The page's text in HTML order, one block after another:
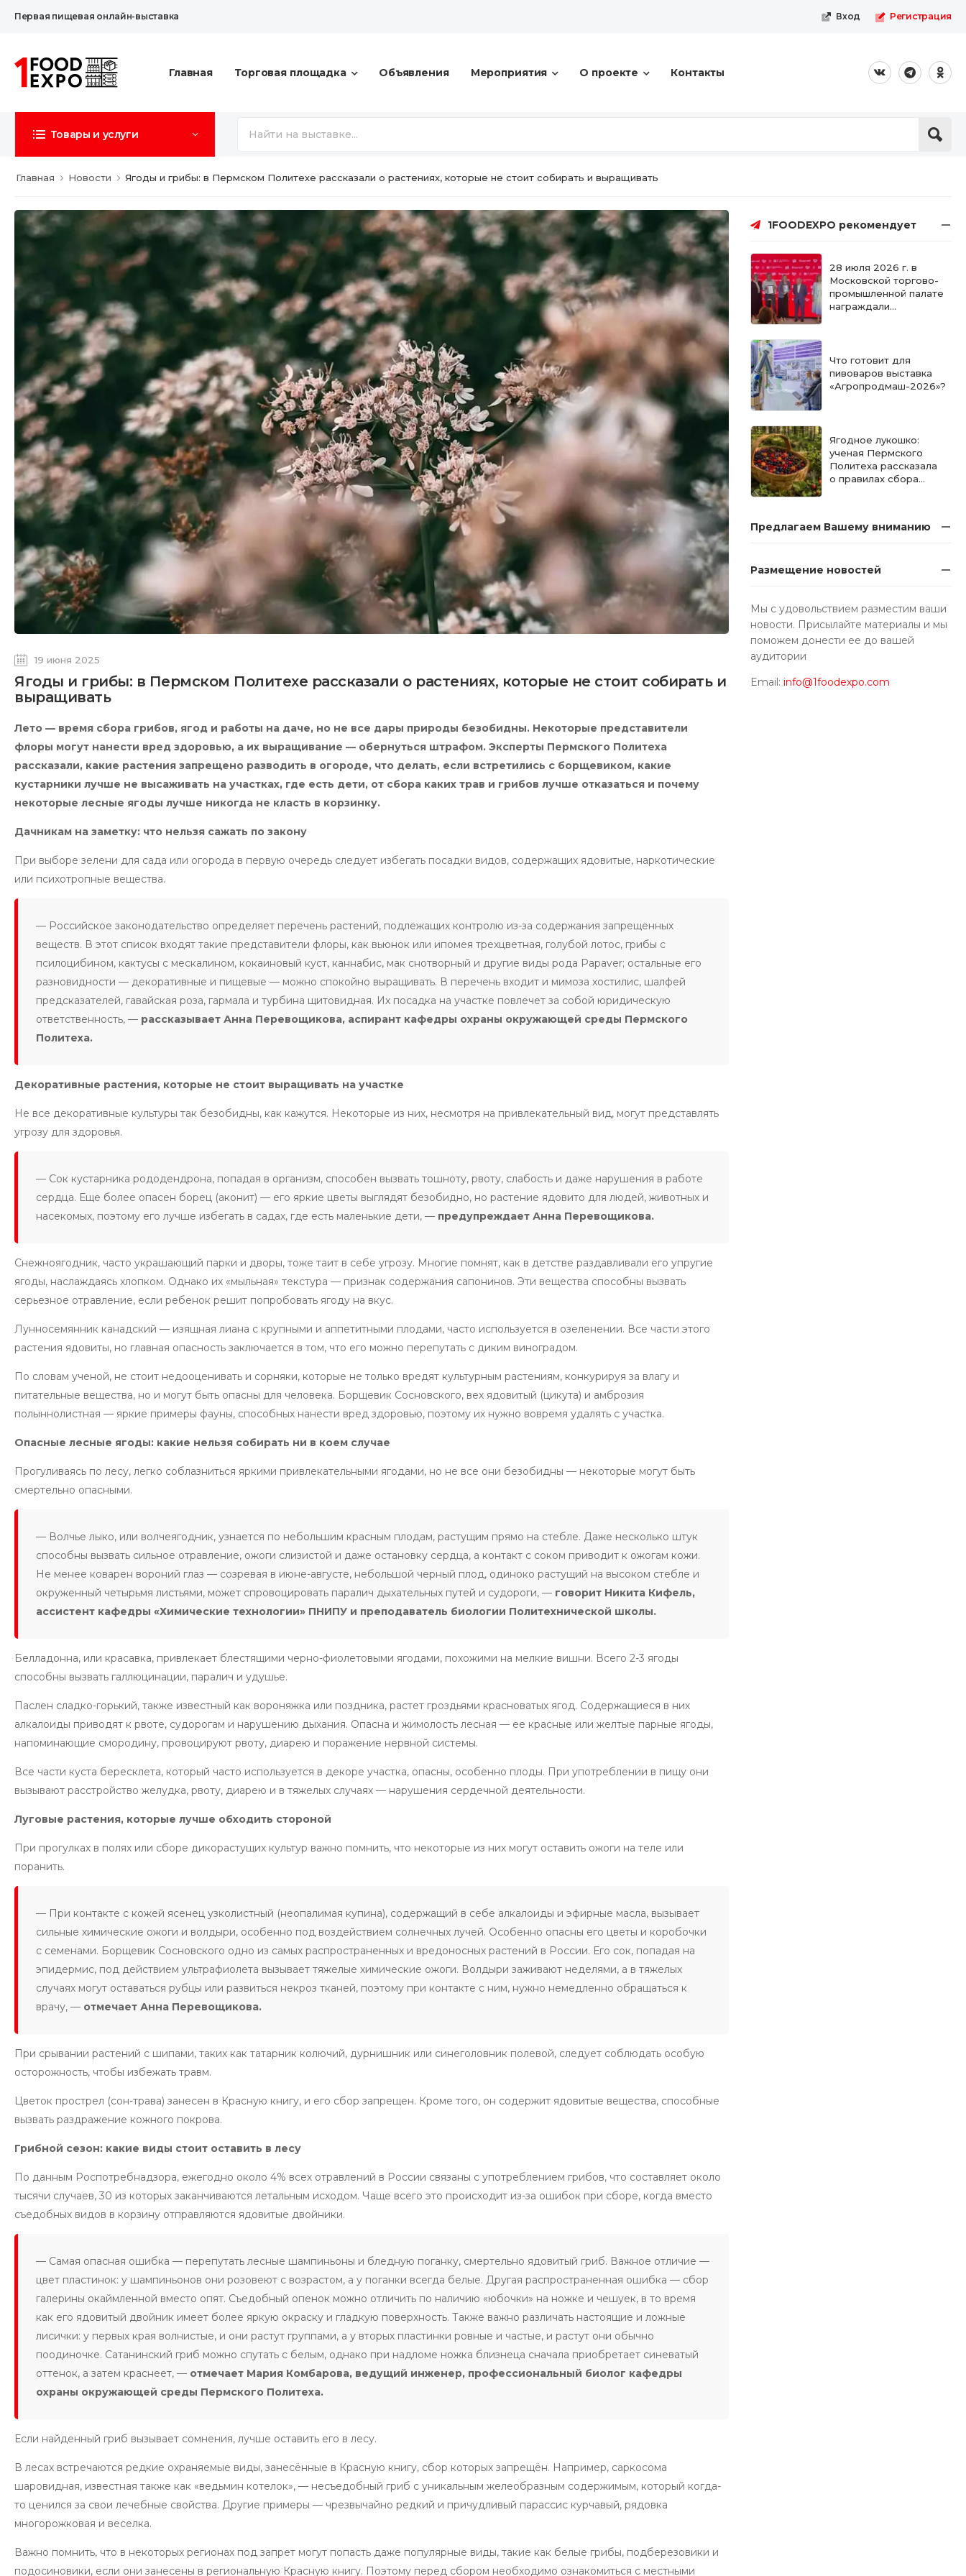
Первая пищевая онлайн-выставка Вход Регистрация
Главная Торговая площадка Объявления Мероприятия О проекте Контакты
Товары и услуги
Главная Новости Ягоды и грибы: в Пермском Политехе рассказали о растениях, которые не стоит собирать и выращивать
19 июня 2025
Ягоды и грибы: в Пермском Политехе рассказали о растениях, которые не стоит собирать и
выращивать
Лето — время сбора грибов, ягод и работы на даче, но не все дары природы безобидны. Некоторые представители
флоры могут нанести вред здоровью, а их выращивание — обернуться штрафом. Эксперты Пермского Политеха
рассказали, какие растения запрещено разводить в огороде, что делать, если встретились с борщевиком, какие
кустарники лучше не высаживать на участках, где есть дети, от сбора каких трав и грибов лучше отказаться и почему
некоторые лесные ягоды лучше никогда не класть в корзинку.
Дачникам на заметку: что нельзя сажать по закону
При выборе зелени для сада или огорода в первую очередь следует избегать посадки видов, содержащих ядовитые, наркотические
или психотропные вещества.
— Российское законодательство определяет перечень растений, подлежащих контролю из-за содержания запрещенных
веществ. В этот список входят такие представители флоры, как вьюнок или ипомея трехцветная, голубой лотос, грибы с
псилоцибином, кактусы с мескалином, кокаиновый куст, каннабис, мак снотворный и другие виды рода Papaver; остальные его
разновидности — декоративные и пищевые — можно спокойно выращивать. В перечень входит и мимоза хостилис, шалфей
предсказателей, гавайская роза, гармала и турбина щитовидная. Их посадка на участке повлечет за собой юридическую
ответственность, — рассказывает Анна Перевощикова, аспирант кафедры охраны окружающей среды Пермского
Политеха.
Декоративные растения, которые не стоит выращивать на участке
Не все декоративные культуры так безобидны, как кажутся. Некоторые из них, несмотря на привлекательный вид, могут представлять
угрозу для здоровья.
— Сок кустарника рододендрона, попадая в организм, способен вызвать тошноту, рвоту, слабость и даже нарушения в работе
сердца. Еще более опасен борец (аконит) — его яркие цветы выглядят безобидно, но растение ядовито для людей, животных и
насекомых, поэтому его лучше избегать в садах, где есть маленькие дети, — предупреждает Анна Перевощикова.
Снежноягодник, часто украшающий парки и дворы, тоже таит в себе угрозу. Многие помнят, как в детстве раздавливали его упругие
ягоды, наслаждаясь хлопком. Однако их «мыльная» текстура — признак содержания сапонинов. Эти вещества способны вызвать
серьезное отравление, если ребенок решит попробовать ягоду на вкус.
Лунносемянник канадский — изящная лиана с крупными и аппетитными плодами, часто используется в озеленении. Все части этого
растения ядовиты, но главная опасность заключается в том, что его можно перепутать с диким виноградом.
По словам ученой, не стоит недооценивать и сорняки, которые не только вредят культурным растениям, конкурируя за влагу и
питательные вещества, но и могут быть опасны для человека. Борщевик Сосновского, вех ядовитый (цикута) и амброзия
полыннолистная — яркие примеры фауны, способных нанести вред здоровью, поэтому их нужно вовремя удалять с участка.
Опасные лесные ягоды: какие нельзя собирать ни в коем случае
Прогуливаясь по лесу, легко соблазниться яркими привлекательными ягодами, но не все они безобидны — некоторые могут быть
смертельно опасными.
— Волчье лыко, или волчеягодник, узнается по небольшим красным плодам, растущим прямо на стебле. Даже несколько штук
способны вызвать сильное отравление, ожоги слизистой и даже остановку сердца, а контакт с соком приводит к ожогам кожи.
Не менее коварен вороний глаз — созревая в июне-августе, небольшой черный плод, одиноко растущий на высоком стебле и
окруженный четырьмя листьями, может спровоцировать паралич дыхательных путей и судороги, — говорит Никита Кифель,
ассистент кафедры «Химические технологии» ПНИПУ и преподаватель биологии Политехнической школы.
Белладонна, или красавка, привлекает блестящими черно-фиолетовыми ягодами, похожими на мелкие вишни. Всего 2-3 ягоды
способны вызвать галлюцинации, паралич и удушье.
Паслен сладко-горький, также известный как вороняжка или поздника, растет гроздьями красноватых ягод. Содержащиеся в них
алкалоиды приводят к рвоте, судорогам и нарушению дыхания. Опасна и жимолость лесная — ее красные или желтые парные ягоды,
напоминающие смородину, провоцируют рвоту, диарею и поражение нервной системы.
Все части куста бересклета, который часто используется в декоре участка, опасны, особенно плоды. При употреблении в пищу они
вызывают расстройство желудка, рвоту, диарею и в тяжелых случаях — нарушения сердечной деятельности.
Луговые растения, которые лучше обходить стороной
При прогулках в полях или сборе дикорастущих культур важно помнить, что некоторые из них могут оставить ожоги на теле или
поранить.
— При контакте с кожей ясенец узколистный (неопалимая купина), содержащий в себе алкалоиды и эфирные масла, вызывает
сильные химические ожоги и волдыри, особенно под воздействием солнечных лучей. Особенно опасны его цветы и коробочки
с семенами. Борщевик Сосновского одно из самых распространенных и вредоносных растений в России. Его сок, попадая на
эпидермис, под действием ультрафиолета вызывает тяжелые химические ожоги. Волдыри заживают неделями, а в тяжелых
случаях могут оставаться рубцы или развиться некроз тканей, поэтому при контакте с ним, нужно немедленно обращаться к
врачу, — отмечает Анна Перевощикова.
При срывании растений с шипами, таких как татарник колючий, дурнишник или синеголовник полевой, следует соблюдать особую
осторожность, чтобы избежать травм.
Цветок прострел (сон-трава) занесен в Красную книгу, и его сбор запрещен. Кроме того, он содержит ядовитые вещества, способные
вызвать раздражение кожного покрова.
Грибной сезон: какие виды стоит оставить в лесу
По данным Роспотребнадзора, ежегодно около 4% всех отравлений в России связаны с употреблением грибов, что составляет около
тысячи случаев, 30 из которых заканчиваются летальным исходом. Чаще всего это происходит из-за ошибок при сборе, когда вместо
съедобных видов в корзину отправляются ядовитые двойники.
— Самая опасная ошибка — перепутать лесные шампиньоны и бледную поганку, смертельно ядовитый гриб. Важное отличие —
цвет пластинок: у шампиньонов они розовеют с возрастом, а у поганки всегда белые. Другая распространенная ошибка — сбор
галерины окаймленной вместо опят. Съедобный опенок можно отличить по наличию «юбочки» на ножке и чешуек, в то время
как его ядовитый двойник имеет более яркую окраску и гладкую поверхность. Также важно различать настоящие и ложные
лисички: у первых края волнистые, и они растут группами, а у вторых пластинки ровные и частые, и растут они обычно
поодиночке. Сатанинский гриб можно спутать с белым, однако при надломе ножка близнеца сначала приобретает синеватый
оттенок, а затем краснеет, — отмечает Мария Комбарова, ведущий инженер, профессиональный биолог кафедры
охраны окружающей среды Пермского Политеха.
Если найденный гриб вызывает сомнения, лучше оставить его в лесу.
В лесах встречаются редкие охраняемые виды, занесённые в Красную книгу, сбор которых запрещён. Например, саркосома
шаровидная, известная также как «ведьмин котелок», — несъедобный гриб с уникальным желеобразным содержимым, который когда-
то ценился за свои лечебные свойства. Другие примеры — чрезвычайно редкий и причудливый парассис курчавый, рядовка
многорожковая и веселка.
Важно помнить, что в некоторых регионах под запрет могут попасть даже популярные виды, такие как белые грибы, подберезовики и
подосиновики, если они занесены в региональную Красную книгу. Поэтому перед сбором необходимо ознакомиться с местными
1FOODEXPO рекомендует
28 июля 2026 г. в
Московской торгово-
промышленной палате
награждали
качество» в категории
«Мучные
кондитерские
Что готовит для
пивоваров выставка
«Агропродмаш-2026»?
Ягодное лукошко:
ученая Пермского
Политеха рассказала
о правилах сбора
Предлагаем Вашему вниманию
Размещение новостей
Мы с удовольствием разместим ваши
новости. Присылайте материалы и мы
поможем донести ее до вашей
аудитории
Email: info@1foodexpo.com